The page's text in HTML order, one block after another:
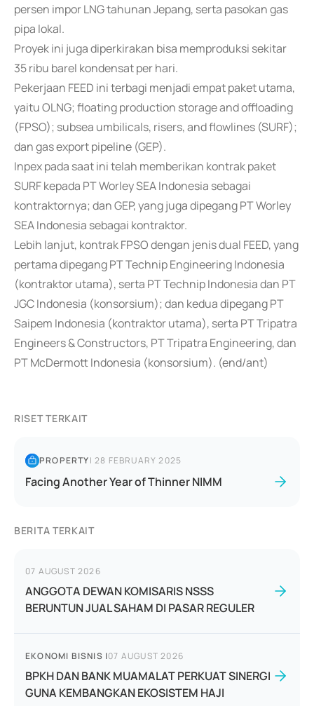
persen impor LNG tahunan Jepang, serta pasokan gas
pipa lokal.
Proyek ini juga diperkirakan bisa memproduksi sekitar
35 ribu barel kondensat per hari.
Pekerjaan FEED ini terbagi menjadi empat paket utama,
yaitu OLNG; floating production storage and offloading
(FPSO); subsea umbilicals, risers, and flowlines (SURF);
dan gas export pipeline (GEP).
Inpex pada saat ini telah memberikan kontrak paket
SURF kepada PT Worley SEA Indonesia sebagai
kontraktornya; dan GEP, yang juga dipegang PT Worley
SEA Indonesia sebagai kontraktor.
Lebih lanjut, kontrak FPSO dengan jenis dual FEED, yang
pertama dipegang PT Technip Engineering Indonesia
(kontraktor utama), serta PT Technip Indonesia dan PT
JGC Indonesia (konsorsium); dan kedua dipegang PT
Saipem Indonesia (kontraktor utama), serta PT Tripatra
Engineers & Constructors, PT Tripatra Engineering, dan
PT McDermott Indonesia (konsorsium). (end/ant)
RISET TERKAIT
PROPERTY|28 FEBRUARY 2025
Facing Another Year of Thinner NIMM
BERITA TERKAIT
07 AUGUST 2026
ANGGOTA DEWAN KOMISARIS NSSS
BERUNTUN JUAL SAHAM DI PASAR REGULER
EKONOMI BISNIS |07 AUGUST 2026
BPKH DAN BANK MUAMALAT PERKUAT SINERGI
GUNA KEMBANGKAN EKOSISTEM HAJI